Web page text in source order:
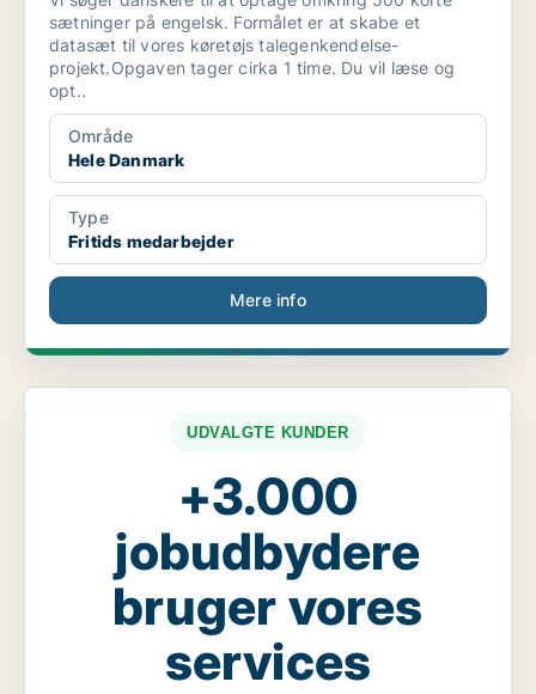
sætninger på engelsk. Formålet er at skabe et
datasæt til vores køretøjs talegenkendelse-
projekt.Opgaven tager cirka 1 time. Du vil læse og
opt..
Område
Hele Danmark
Type
Fritids medarbejder
Mere info
UDVALGTE KUNDER
+3.000
jobudbydere
bruger vores
services